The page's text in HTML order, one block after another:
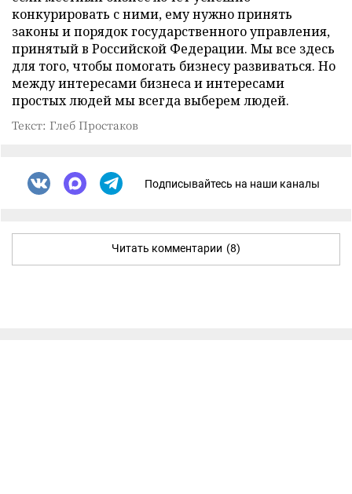
конкурировать с ними, ему нужно принять
законы и порядок государственного управления,
принятый в Российской Федерации. Мы все здесь
для того, чтобы помогать бизнесу развиваться. Но
между интересами бизнеса и интересами
простых людей мы всегда выберем людей.
Текст: Глеб Простаков
Подписывайтесь на наши каналы
Читать комментарии (8)